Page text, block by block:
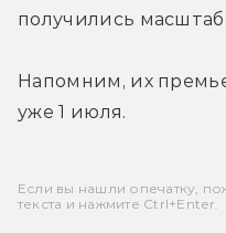
получились
Напомним, их
уже 1 июля.
Если вы нашли опечатку,
текста и нажмите Ctrl+Enter.